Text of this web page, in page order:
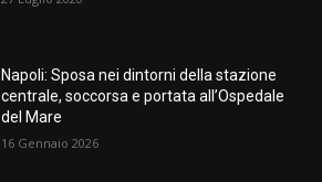
Napoli: Sposa nei dintorni della stazione
centrale, soccorsa e portata all’Ospedale
del Mare
16 Gennaio 2026